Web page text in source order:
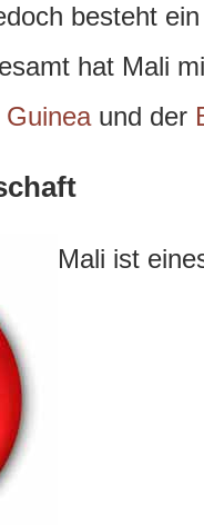
besteht
hat Mali
Guineaund der
Mali ist